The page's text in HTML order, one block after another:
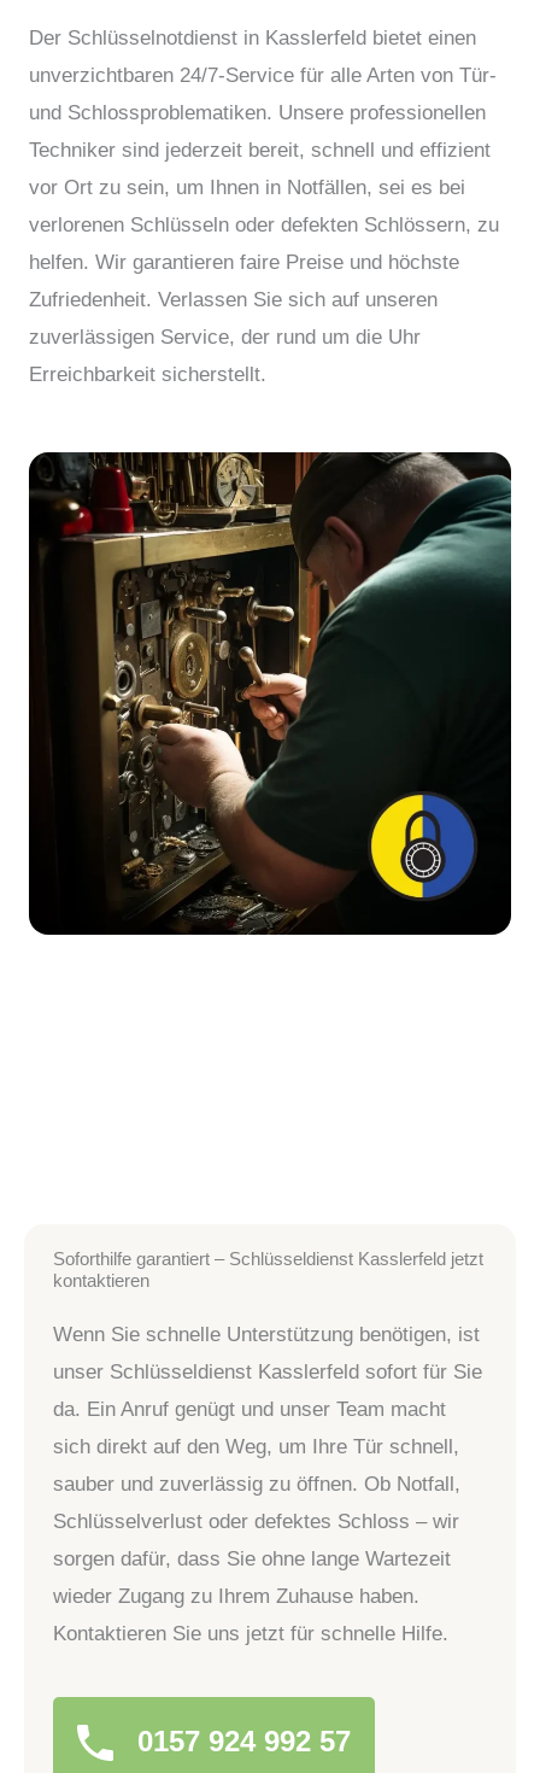
Der Schlüsselnotdienst in Kasslerfeld bietet einen
unverzichtbaren 24/7-Service für alle Arten von Tür-
und Schlossproblematiken. Unsere professionellen
Techniker sind jederzeit bereit, schnell und effizient
vor Ort zu sein, um Ihnen in Notfällen, sei es bei
verlorenen Schlüsseln oder defekten Schlössern, zu
helfen. Wir garantieren faire Preise und höchste
Zufriedenheit. Verlassen Sie sich auf unseren
zuverlässigen Service, der rund um die Uhr
Erreichbarkeit sicherstellt.
Soforthilfe garantiert – Schlüsseldienst Kasslerfeld jetzt
kontaktieren
Wenn Sie schnelle Unterstützung benötigen, ist
unser Schlüsseldienst Kasslerfeld sofort für Sie
da. Ein Anruf genügt und unser Team macht
sich direkt auf den Weg, um Ihre Tür schnell,
sauber und zuverlässig zu öffnen. Ob Notfall,
Schlüsselverlust oder defektes Schloss – wir
sorgen dafür, dass Sie ohne lange Wartezeit
wieder Zugang zu Ihrem Zuhause haben.
Kontaktieren Sie uns jetzt für schnelle Hilfe.
0157 924 992 57